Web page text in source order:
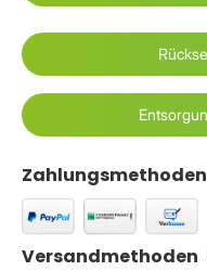
Zahlungsmethoden
Versandmethoden